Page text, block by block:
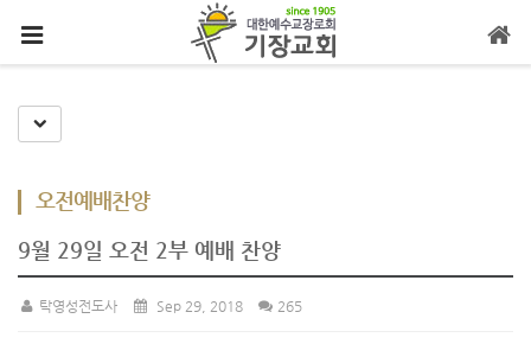
Toggle Dropdown
오전예배찬양
9월 29일 오전 2부 예배 찬양
탁영성전도사 Sep 29, 2018 265